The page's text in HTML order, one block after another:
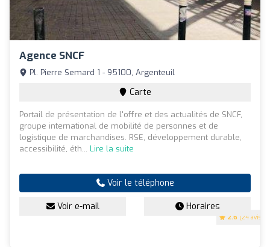
Agence SNCF
2.6 (24 avis)
Pl. Pierre Semard 1 - 95100, Argenteuil
Carte
Portail de présentation de l'offre et des actualités de SNCF,
groupe international de mobilité de personnes et de
logistique de marchandises. RSE, développement durable,
accessibilité, éth... Lire la suite
Voir le téléphone
Voir e-mail Horaires